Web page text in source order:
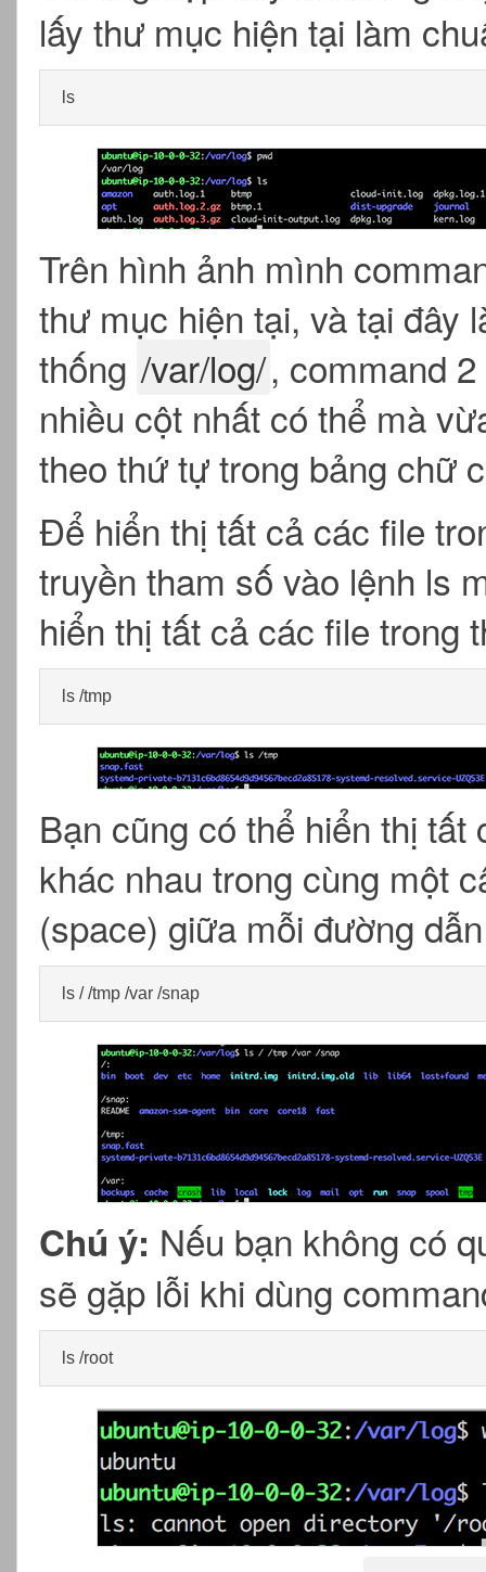
lấy thư mục hiện tại làm
ls
Trên hình ảnh mình
thư mục hiện tại, và tại đây
thống /var/log/, command
nhiều cột nhất có thể mà
theo thứ tự trong bảng chữ
Để hiển thị tất cả các file
truyền tham số vào lệnh ls
hiển thị tất cả các file trong
ls /tmp
Bạn cũng có thể hiển thị
khác nhau trong cùng một
(space) giữa mỗi đường
ls / /tmp /var /snap
Chú ý: Nếu bạn không có
sẽ gặp lỗi khi dùng
ls /root